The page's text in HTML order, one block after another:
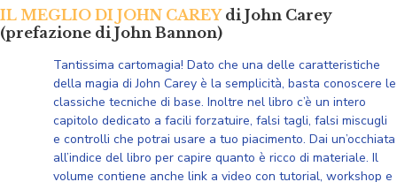
IL MEGLIO DI JOHN CAREYdi John Carey
(prefazione di John Bannon)
Tantissima cartomagia! Dato che una delle caratteristiche
della magia di John Carey è la semplicità, basta conoscere le
classiche tecniche di base. Inoltre nel libro c’è un intero
capitolo dedicato a facili forzatuire, falsi tagli, falsi miscugli
e controlli che potrai usare a tuo piacimento. Dai un’occhiata
all’indice del libro per capire quanto è ricco di materiale. Il
volume contiene anche link a video con tutorial, workshop e